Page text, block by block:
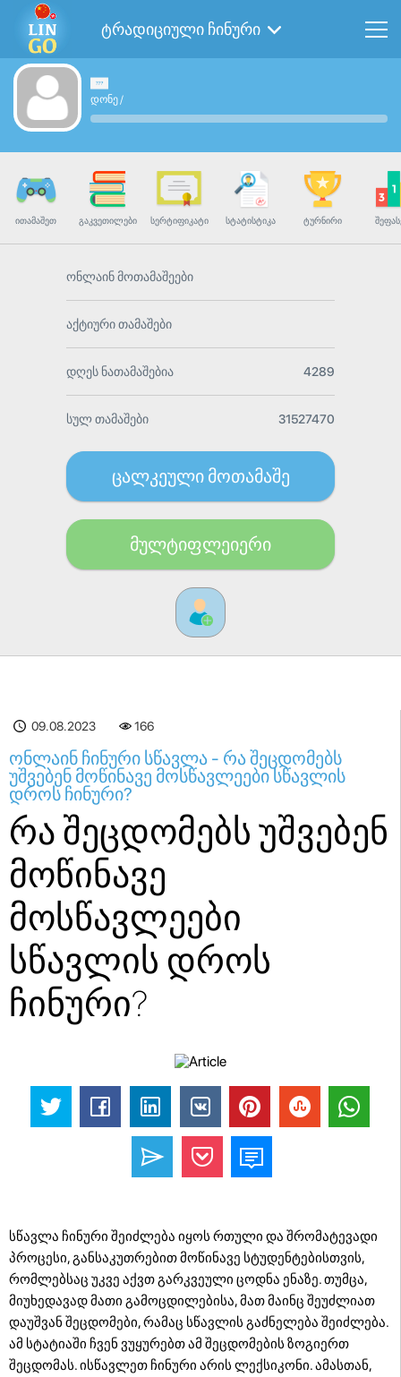
ტრადიციული ჩინური
დონე/
ᲘᲗᲐᲛᲐᲨᲔᲗ ᲒᲐᲙᲕᲔᲗᲘᲚᲔᲑᲘ ᲡᲔᲠᲢᲘᲤᲘᲙᲐᲢᲘ ᲡᲢᲐᲢᲘᲡᲢᲘᲙᲐ ᲢᲣᲠᲜᲘᲠᲘ
ონლაინ მოთამაშეები
აქტიური თამაშები
დღეს ნათამაშებია 4289
სულ თამაშები 31527470
ცალკეული მოთამაშე
მულტიფლეიერი
09.08.2023 166
ონლაინ ჩინური სწავლა - რა შეცდომებს
უშვებენ მოწინავე მოსწავლეები სწავლის
დროს ჩინური?
რა შეცდომებს უშვებენ
მოწინავე
მოსწავლეები
სწავლის დროს
ჩინური?
სწავლა ჩინური შეიძლება იყოს რთული და შრომატევადი
პროცესი, განსაკუთრებით მოწინავე სტუდენტებისთვის,
რომლებსაც უკვე აქვთ გარკვეული ცოდნა ენაზე. თუმცა,
მიუხედავად მათი გამოცდილებისა, მათ მაინც შეუძლიათ
დაუშვან შეცდომები, რამაც სწავლის გაძნელება შეიძლება.
ამ სტატიაში ჩვენ ვუყურებთ ამ შეცდომების ზოგიერთ
შეცდომას. ისწავლეთ ჩინური არის ლექსიკონი. ამასთან,